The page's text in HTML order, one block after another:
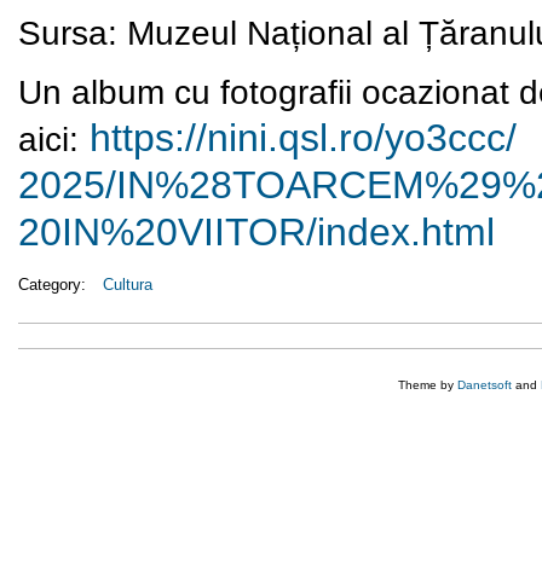
Sursa: Muzeul Național al
Un album cu fotografii ocazionat
aici: https://nini.qsl.ro/yo3ccc/
2025/
20IN%20VIITOR/index.html
Category: Cultura
Theme by Danetsoft and